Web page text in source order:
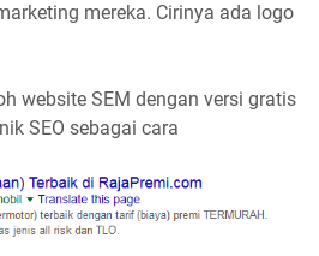
mereka. Cirinya ada logo
website SEM dengan versi gratis
SEO sebagai cara